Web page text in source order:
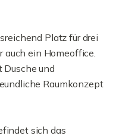
Platz für drei
auch ein Homeoffice.
Dusche und
Raumkonzept
sich das